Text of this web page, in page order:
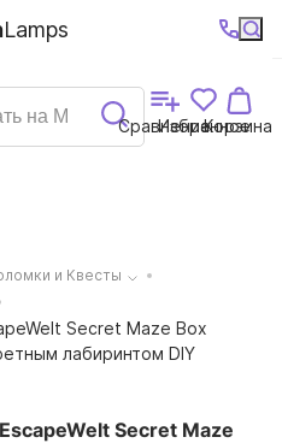
+7 (495)740-
38-68
График
работы
Сравнение
Избранное
Корзина
Lamps
и Квесты
Secret Maze Box
лабиринтом DIY
Secret Maze